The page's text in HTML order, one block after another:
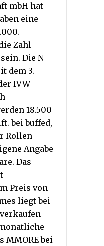
mbH hat
eine
Zahl
Die N-
dem 3.
IVW-
18.500
bei buffed,
Rollen-
Angabe
Das
Preis von
liegt bei
MMORE bei